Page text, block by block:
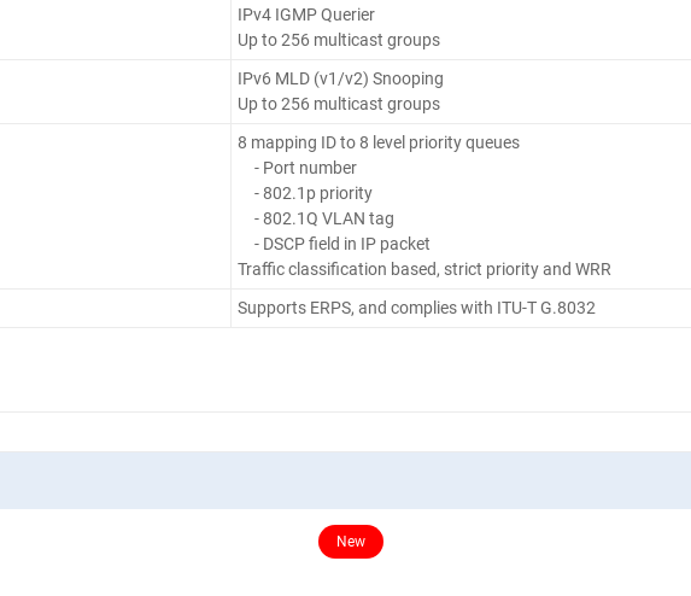
IPv4 IGMP Querier
Up to 256 multicast groups
IPv6 MLD (v1/v2) Snooping
Up to 256 multicast groups
8 mapping ID to 8 level priority queues
- Port number
- 802.1p priority
- 802.1Q VLAN tag
- DSCP field in IP packet
Traffic classification based, strict priority and WRR
Supports ERPS, and complies with ITU-T G.8032
New